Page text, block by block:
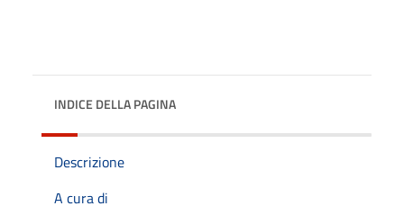
INDICE DELLA PAGINA
Descrizione
A cura di